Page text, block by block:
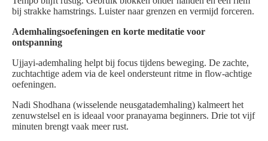
bij strakke hamstrings. Luister naar grenzen en vermijd forceren.
Ademhalingsoefeningen en korte meditatie voor
ontspanning
Ujjayi-ademhaling helpt bij focus tijdens beweging. De zachte,
zuchtachtige adem via de keel ondersteunt ritme in flow-achtige
oefeningen.
Nadi Shodhana (wisselende neusgatademhaling) kalmeert het
zenuwstelsel en is ideaal voor pranayama beginners. Drie tot vijf
minuten brengt vaak meer rust.